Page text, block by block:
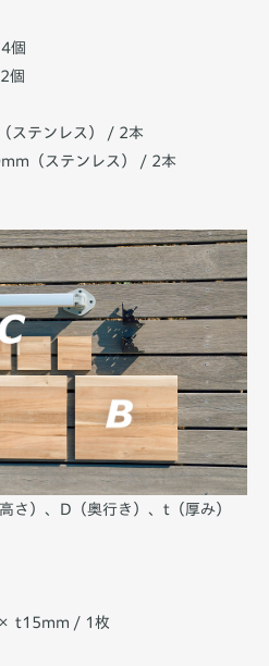
個
個
テンレス） / 2本
（ステンレス） / 2本
さ）、D（奥行き）、t（厚み）
t15mm / 1枚